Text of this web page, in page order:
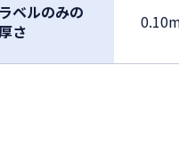
ラベルのみの
さ